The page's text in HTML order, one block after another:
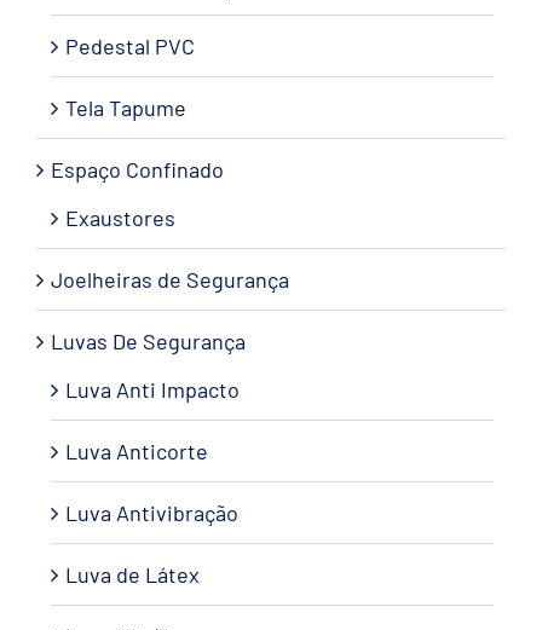
Pedestal PVC
Tela Tapume
Espaço Confinado
Exaustores
Joelheiras de Segurança
Luvas De Segurança
Luva Anti Impacto
Luva Anticorte
Luva Antivibração
Luva de Látex